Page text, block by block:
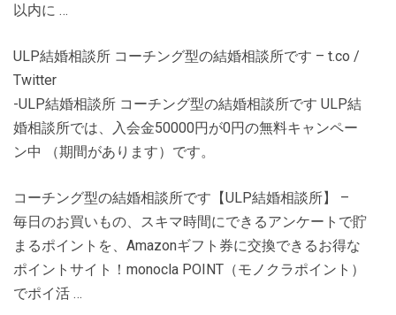
以内に …
ULP結婚相談所 コーチング型の結婚相談所です – t.co /
Twitter
-ULP結婚相談所 コーチング型の結婚相談所です ULP結
婚相談所では、入会金50000円が0円の無料キャンペー
ン中 （期間があります）です。
コーチング型の結婚相談所です【ULP結婚相談所】 –
毎日のお買いもの、スキマ時間にできるアンケートで貯
まるポイントを、Amazonギフト券に交換できるお得な
ポイントサイト！monocla POINT（モノクラポイント）
でポイ活 …